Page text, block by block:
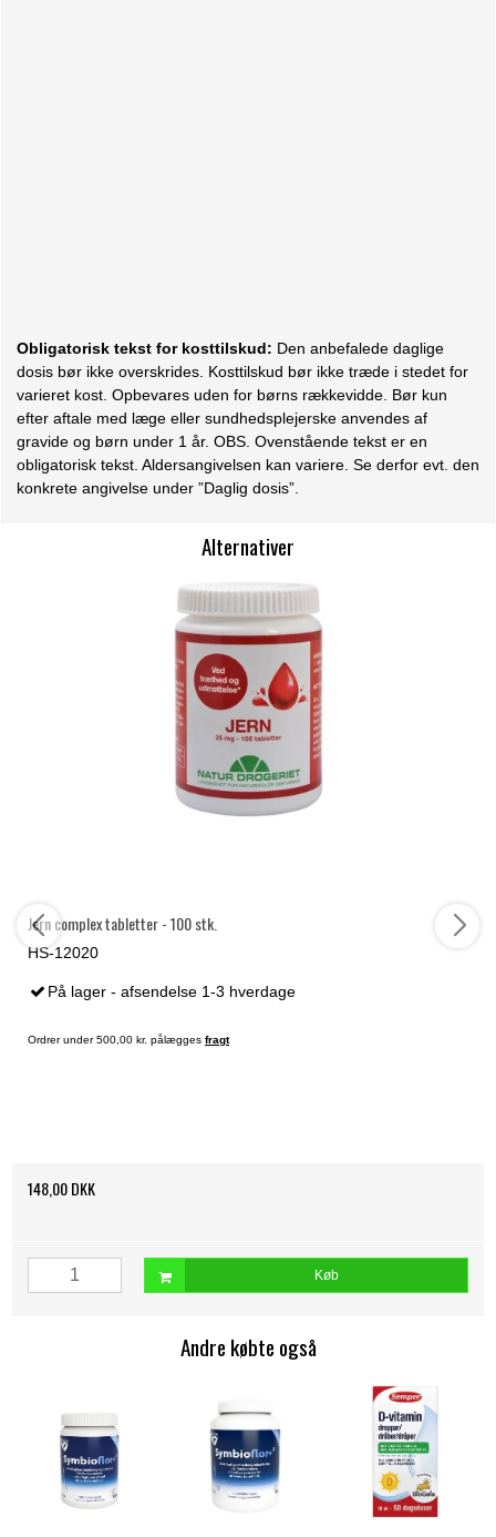
Obligatorisk tekst for kosttilskud: Den anbefalede daglige
dosis bør ikke overskrides. Kosttilskud bør ikke træde i stedet for
varieret kost. Opbevares uden for børns rækkevidde. Bør kun
efter aftale med læge eller sundhedsplejerske anvendes af
gravide og børn under 1 år. OBS. Ovenstående tekst er en
obligatorisk tekst. Aldersangivelsen kan variere. Se derfor evt. den
konkrete angivelse under ”Daglig dosis”.
Alternativer
Jern complex tabletter - 100 stk.
HS-12020
På lager - afsendelse 1-3 hverdage
Ordrer under 500,00 kr. pålægges fragt
148,00 DKK
Køb
Andre købte også